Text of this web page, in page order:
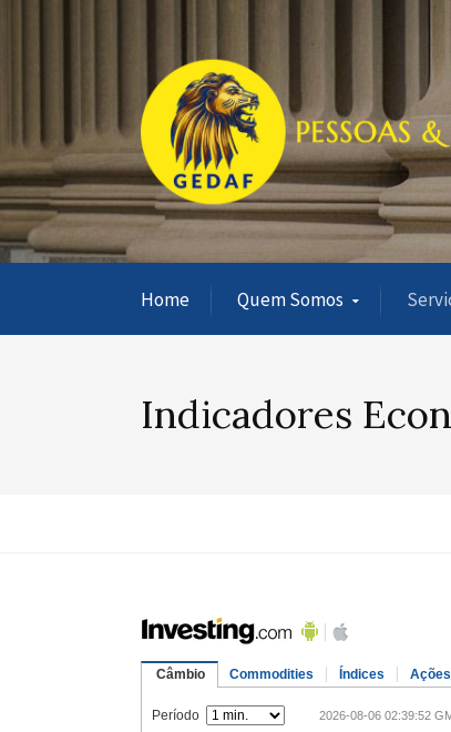
Home Quem Somos
Indicadores